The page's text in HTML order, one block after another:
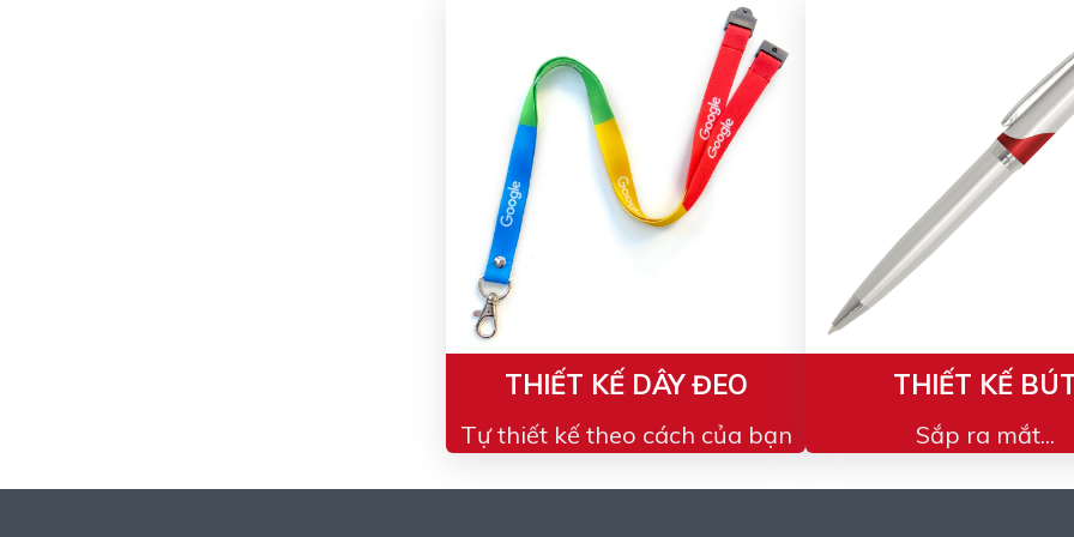
THIẾT KẾ DÂY ĐEO
Tự thiết kế theo cách của bạn
THIẾT KẾ
Sắp ra mắt...